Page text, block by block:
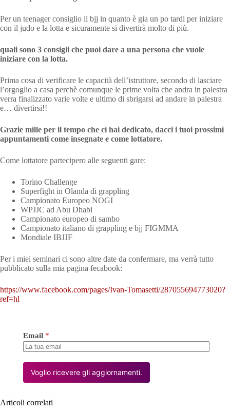
Per un teenager consiglio il bjj in quanto è gia un po tardi per iniziare
con il judo e la lotta e sicuramente si divertirà molto di più.
quali sono 3 consigli che puoi dare a una persona che vuole
iniziare con la lotta.
Prima cosa di verificare le capacità dell’istruttore, secondo di lasciare
l’orgoglio a casa perchè comunque le prime volta che andra in palestra
verra finalizzato varie volte e ultimo di sbrigarsi ad andare in palestra
e… divertirsi!!
Grazie mille per il tempo che ci hai dedicato, dacci i tuoi prossimi
appuntamenti come insegnate e come lottatore.
Come lottatore partecipero alle seguenti gare:
Torino Challenge
Superfight in Olanda di grappling
Campionato Europeo NOGI
WPJJC ad Abu Dhabi
Campionato europeo di sambo
Campionato italiano di grappling e bjj FIGMMA
Mondiale IBJJF
Per i miei seminari ci sono altre date da confermare, ma verrà tutto
pubblicato sulla mia pagina fecabook:
https://www.facebook.com/pages/Ivan-Tomasetti/287055694773020?
ref=hl
Email *
Voglio ricevere gli aggiornamenti.
Articoli correlati